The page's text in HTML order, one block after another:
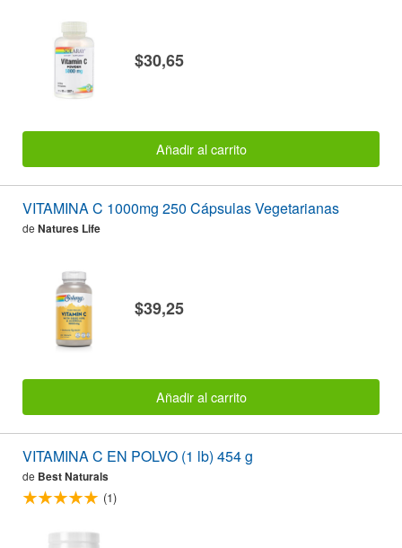
$30,65
Añadir al carrito
VITAMINA C 1000mg 250 Cápsulas Vegetarianas
de Natures Life
$39,25
Añadir al carrito
VITAMINA C EN POLVO (1 lb) 454 g
de Best Naturals
(1)